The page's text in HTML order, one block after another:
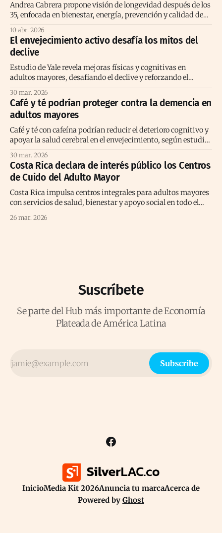
Andrea Cabrera propone visión de longevidad después de los
35, enfocada en bienestar, energía, prevención y calidad de
vida consciente
10 abr. 2026
El envejecimiento activo desafía los mitos del
declive
Estudio de Yale revela mejoras físicas y cognitivas en
adultos mayores, desafiando el declive y reforzando el
30 mar. 2026
Café y té podrían proteger contra la demencia en
adultos mayores
Café y té con cafeína podrían reducir el deterioro cognitivo y
apoyar la salud cerebral en el envejecimiento, según estudio
30 mar. 2026
Costa Rica declara de interés público los Centros
de Cuido del Adulto Mayor
Costa Rica impulsa centros integrales para adultos mayores
con servicios de salud, bienestar y apoyo social en todo el
26 mar. 2026
Suscríbete
Se parte del Hub más importante de Economía
Plateada de América Latina
Subscribe
InicioMedia Kit 2026Anuncia tu marcaAcerca de
Powered by Ghost